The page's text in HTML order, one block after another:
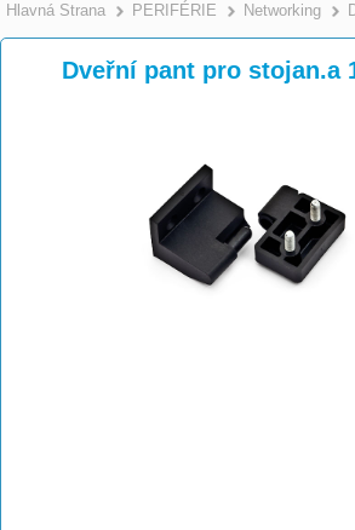
Hlavná Strana >
PERIFÉRIE Networking
Dveřní pant pro stojan.a